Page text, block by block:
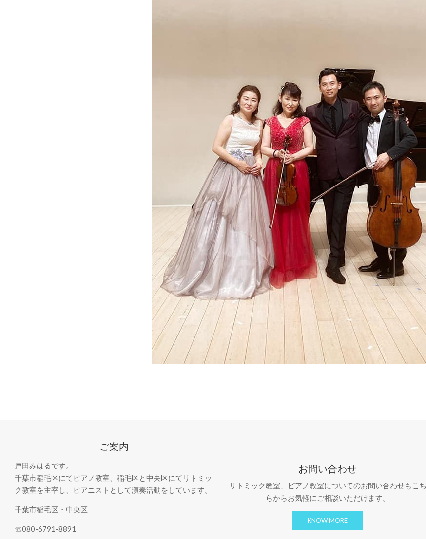
05-
ご案内
戸田みはるです。
千葉市稲毛区にてピアノ教室、稲毛区と中央区にてリトミッ
ク教室を主宰し、ピアニストとして演奏活動をしています。
千葉市稲毛区・中央区
☏080-6791-8891
お問い合わせ
リトミック教室、ピアノ教室についてのお問い合わせもこち
らからお気軽にご相談いただけます。
KNOW MORE